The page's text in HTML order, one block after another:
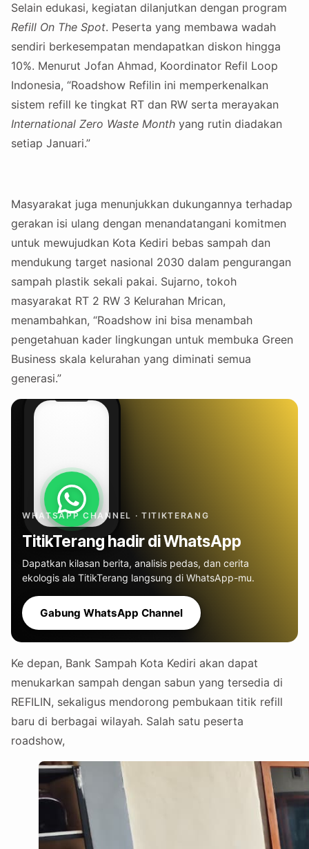
Selain edukasi, kegiatan dilanjutkan dengan program
Refill On The Spot. Peserta yang membawa wadah
sendiri berkesempatan mendapatkan diskon hingga
10%. Menurut Jofan Ahmad, Koordinator Refil Loop
Indonesia, “Roadshow Refilin ini memperkenalkan
sistem refill ke tingkat RT dan RW serta merayakan
International Zero Waste Month yang rutin diadakan
setiap Januari.”
Masyarakat juga menunjukkan dukungannya terhadap
gerakan isi ulang dengan menandatangani komitmen
untuk mewujudkan Kota Kediri bebas sampah dan
mendukung target nasional 2030 dalam pengurangan
sampah plastik sekali pakai. Sujarno, tokoh
masyarakat RT 2 RW 3 Kelurahan Mrican,
menambahkan, “Roadshow ini bisa menambah
pengetahuan kader lingkungan untuk membuka Green
Business skala kelurahan yang diminati semua
generasi.”
WHATSAPP CHANNEL · TITIKTERANG
TitikTerang hadir di WhatsApp
Dapatkan kilasan berita, analisis pedas, dan cerita
ekologis ala TitikTerang langsung di WhatsApp-mu.
Gabung WhatsApp Channel
Ke depan, Bank Sampah Kota Kediri akan dapat
menukarkan sampah dengan sabun yang tersedia di
REFILIN, sekaligus mendorong pembukaan titik refill
baru di berbagai wilayah. Salah satu peserta
roadshow,